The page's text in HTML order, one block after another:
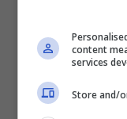
content
services
Store and/